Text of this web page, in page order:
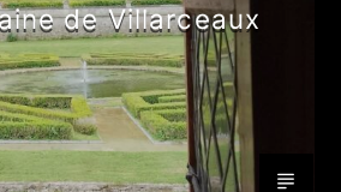
de Villarceaux